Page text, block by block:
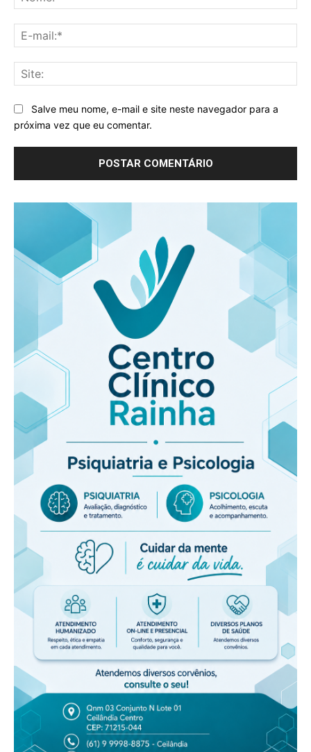
Salve meu nome, e-mail e site neste navegador para a
próxima vez que eu comentar.